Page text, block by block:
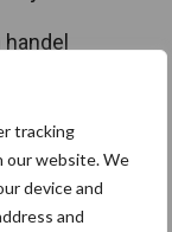
tracking
our website. We
device and
and